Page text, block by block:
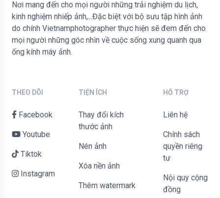
Nơi mang đến cho mọi người những trải nghiệm du lịch,
kinh nghiệm nhiếp ảnh,...Đặc biệt với bộ sưu tập hình ảnh
do chính Vietnamphotographer thực hiện sẽ đem đến cho
mọi người những góc nhìn về cuộc sống xung quanh qua
ống kính máy ảnh.
THEO DÕI
Facebook
Youtube
Tiktok
Instagram
TIỆN ÍCH
Thay đổi kích
thước ảnh
Nén ảnh
Xóa nền ảnh
Thêm watermark
HỖ TRỢ
liên hệ
Chính sách
quyền riêng
tư
Nội quy cộng
đồng